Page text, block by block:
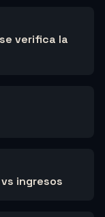
verifica la
ingresos